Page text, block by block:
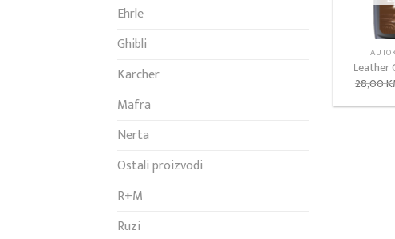
Ehrle
Ghibli
Karcher
Mafra
Nerta
Ostali proizvodi
R+M
Ruzi
Leather
28,00